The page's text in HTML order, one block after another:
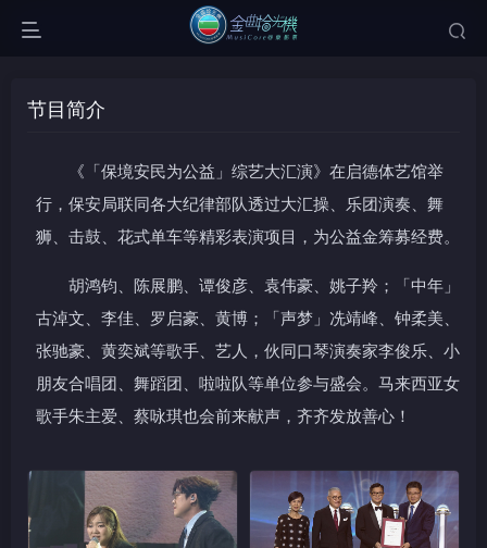
节目简介
《「保境安民为公益」综艺大汇演》在启德体艺馆举
行，保安局联同各大纪律部队透过大汇操、乐团演奏、舞
狮、击鼓、花式单车等精彩表演项目，为公益金筹募经费。
胡鸿钧、陈展鹏、谭俊彦、袁伟豪、姚子羚；「中年」
古淖文、李佳、罗启豪、黄博；「声梦」冼靖峰、钟柔美、
张驰豪、黄奕斌等歌手、艺人，伙同口琴演奏家李俊乐、小
朋友合唱团、舞蹈团、啦啦队等单位参与盛会。马来西亚女
歌手朱主爱、蔡咏琪也会前来献声，齐齐发放善心！